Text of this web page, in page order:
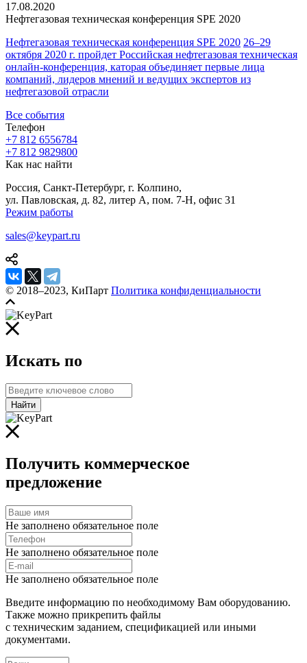
17.08.2020
Нефтегазовая техническая конференция SPE 2020
Нефтегазовая техническая конференция SPE 2020 26–29
октября 2020 г. пройдет Российская нефтегазовая техническая
онлайн-конференция, каторая объединяет первые лица
компаний, лидеров мнений и ведущих экспертов из
нефтегазовой отрасли
Все события
Телефон
+7 812 6556784
+7 812 9829800
Как нас найти
Россия, Санкт-Петербург, г. Колпино,
ул. Павловская, д. 82, литер А, пом. 7-Н, офис 31
Режим работы
sales@keypart.ru
© 2018–2023, КиПарт Политика конфиденциальности
Искать по
Найти
Получить коммерческое
предложение
Не заполнено обязательное поле
Не заполнено обязательное поле
Не заполнено обязательное поле
Введите информацию по необходимому Вам оборудованию.
Также можно прикрепить файлы
с техническим заданием, спецификацией или иными
документами.